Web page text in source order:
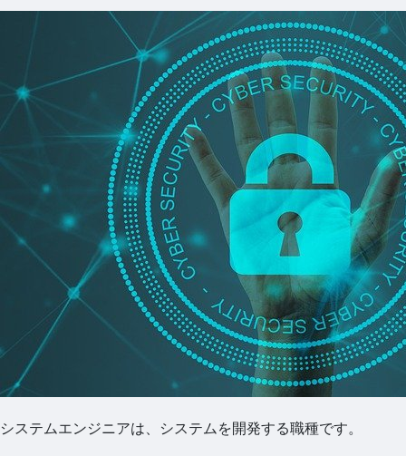
システムエンジニアは、システムを開発する職種です。